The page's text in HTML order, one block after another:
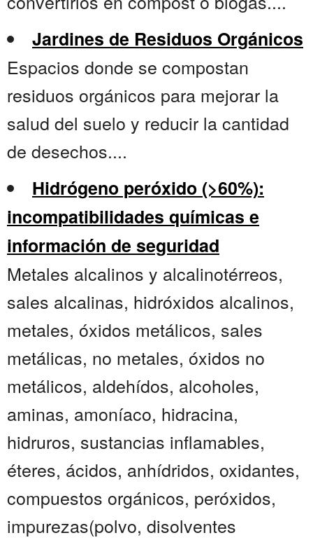
Jardines de Residuos Orgánicos
Espacios donde se compostan
residuos orgánicos para mejorar la
salud del suelo y reducir la cantidad
de desechos....
Hidrógeno peróxido (>60%):
incompatibilidades químicas e
información de seguridad
Metales alcalinos y alcalinotérreos,
sales alcalinas, hidróxidos alcalinos,
metales, óxidos metálicos, sales
metálicas, no metales, óxidos no
metálicos, aldehídos, alcoholes,
aminas, amoníaco, hidracina,
hidruros, sustancias inflamables,
éteres, ácidos, anhídridos, oxidantes,
compuestos orgánicos, peróxidos,
impurezas(polvo, disolventes